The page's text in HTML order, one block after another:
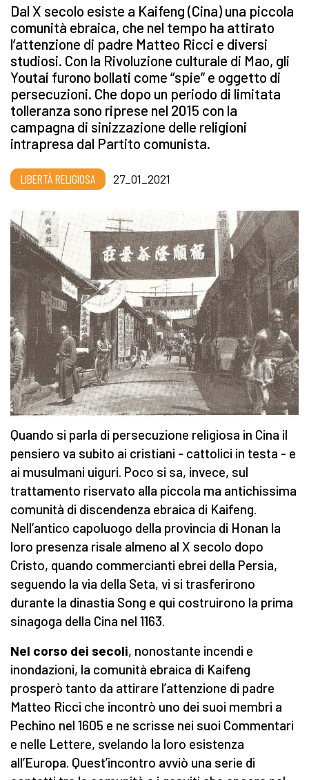
Dal X secolo esiste a Kaifeng (Cina) una piccola
comunità ebraica, che nel tempo ha attirato
l’attenzione di padre Matteo Ricci e diversi
studiosi. Con la Rivoluzione culturale di Mao, gli
Youtai furono bollati come “spie” e oggetto di
persecuzioni. Che dopo un periodo di limitata
tolleranza sono riprese nel 2015 con la
campagna di sinizzazione delle religioni
intrapresa dal Partito comunista.
LIBERTÀ RELIGIOSA 27_01_2021
Quando si parla di persecuzione religiosa in Cina il
pensiero va subito ai cristiani - cattolici in testa - e
ai musulmani uiguri. Poco si sa, invece, sul
trattamento riservato alla piccola ma antichissima
comunità di discendenza ebraica di Kaifeng.
Nell’antico capoluogo della provincia di Honan la
loro presenza risale almeno al X secolo dopo
Cristo, quando commercianti ebrei della Persia,
seguendo la via della Seta, vi si trasferirono
durante la dinastia Song e qui costruirono la prima
sinagoga della Cina nel 1163.
Nel corso dei secoli, nonostante incendi e
inondazioni, la comunità ebraica di Kaifeng
prosperò tanto da attirare l’attenzione di padre
Matteo Ricci che incontrò uno dei suoi membri a
Pechino nel 1605 e ne scrisse nei suoi Commentari
e nelle Lettere, svelando la loro esistenza
all’Europa. Quest’incontro avviò una serie di